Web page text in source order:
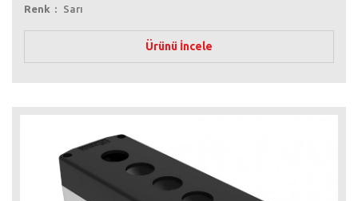
Renk Sarı
Ürünü İncele